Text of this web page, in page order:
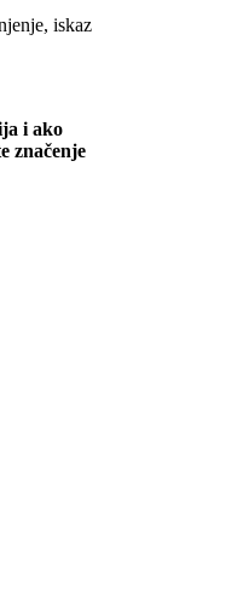
iskaz
i ako
značenje